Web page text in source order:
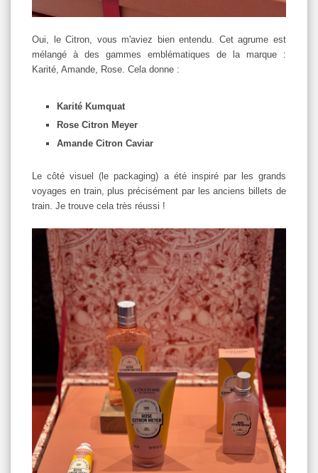
Oui, le Citron, vous m'aviez bien entendu. Cet agrume est
mélangé à des gammes emblématiques de la marque :
Karité, Amande, Rose. Cela donne :
Karité Kumquat
Rose Citron Meyer
Amande Citron Caviar
Le côté visuel (le packaging) a été inspiré par les grands
voyages en train, plus précisément par les anciens billets de
train. Je trouve cela très réussi !